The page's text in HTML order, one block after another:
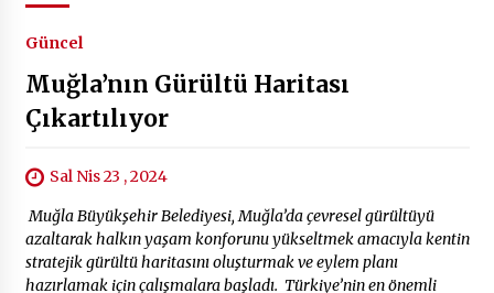
Güncel
Muğla’nın Gürültü Haritası
Çıkartılıyor
Sal Nis 23 , 2024
Muğla Büyükşehir Belediyesi, Muğla’da çevresel gürültüyü
azaltarak halkın yaşam konforunu yükseltmek amacıyla kentin
stratejik gürültü haritasını oluşturmak ve eylem planı
hazırlamak için çalışmalara başladı. Türkiye’nin en önemli